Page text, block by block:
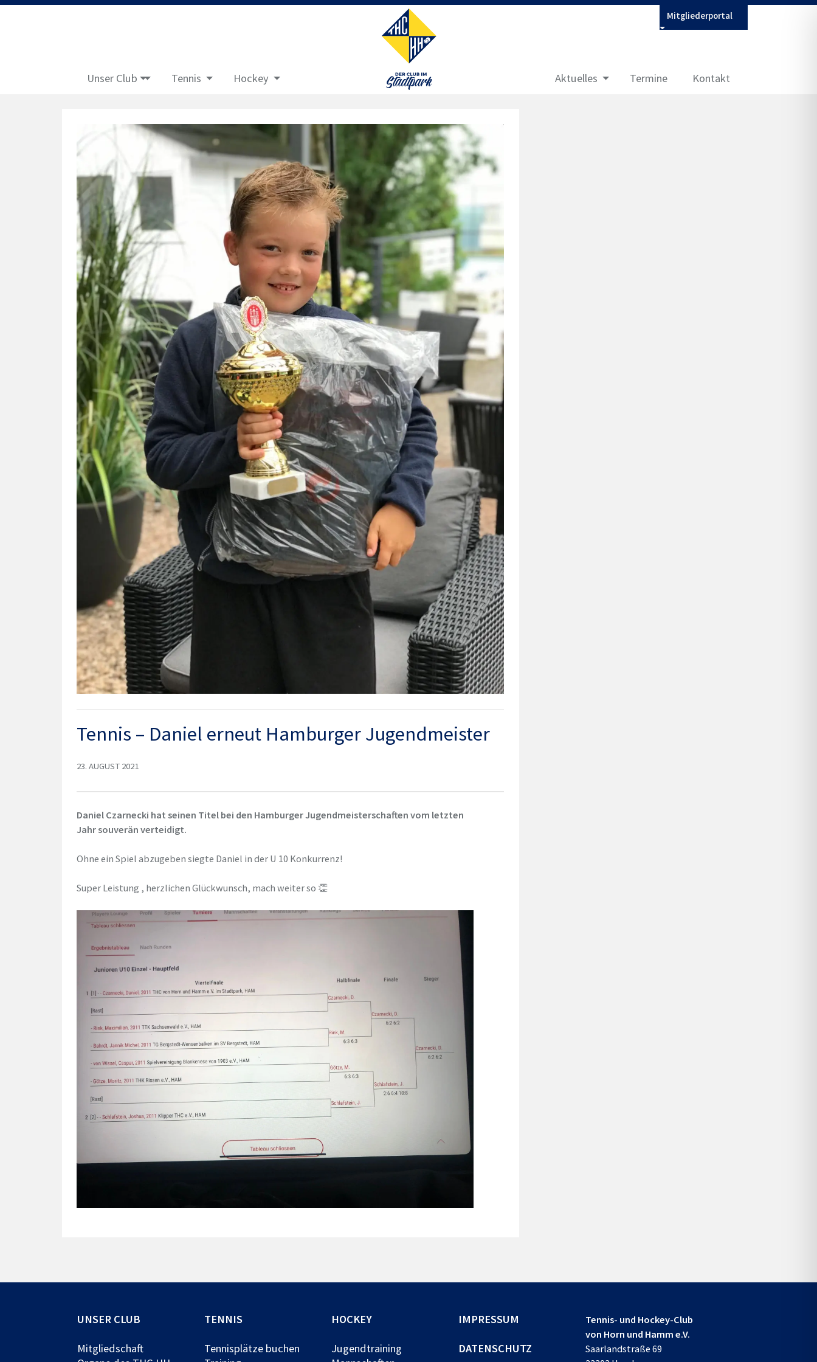
Unser Club Tennis Hockey
Mitgliederportal
Aktuelles Termine Kontakt
Tennis – Daniel erneut Hamburger Jugendmeister
23. AUGUST 2021
Daniel Czarnecki hat seinen Titel bei den Hamburger Jugendmeisterschaften vom letzten
Jahr souverän verteidigt.
Ohne ein Spiel abzugeben siegte Daniel in der U 10 Konkurrenz!
Super Leistung , herzlichen Glückwunsch, mach weiter so 👏
UNSER CLUB
Mitgliedschaft
TENNIS
Tennisplätze buchen
HOCKEY
Jugendtraining
IMPRESSUM
DATENSCHUTZ
Tennis- und Hockey-Club
von Horn und Hamm e.V.
Saarlandstraße 69